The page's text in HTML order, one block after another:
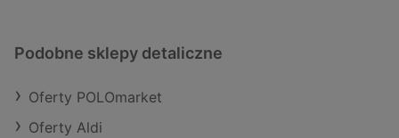
Podobne sklepy detaliczne
Oferty POLOmarket
Oferty Aldi